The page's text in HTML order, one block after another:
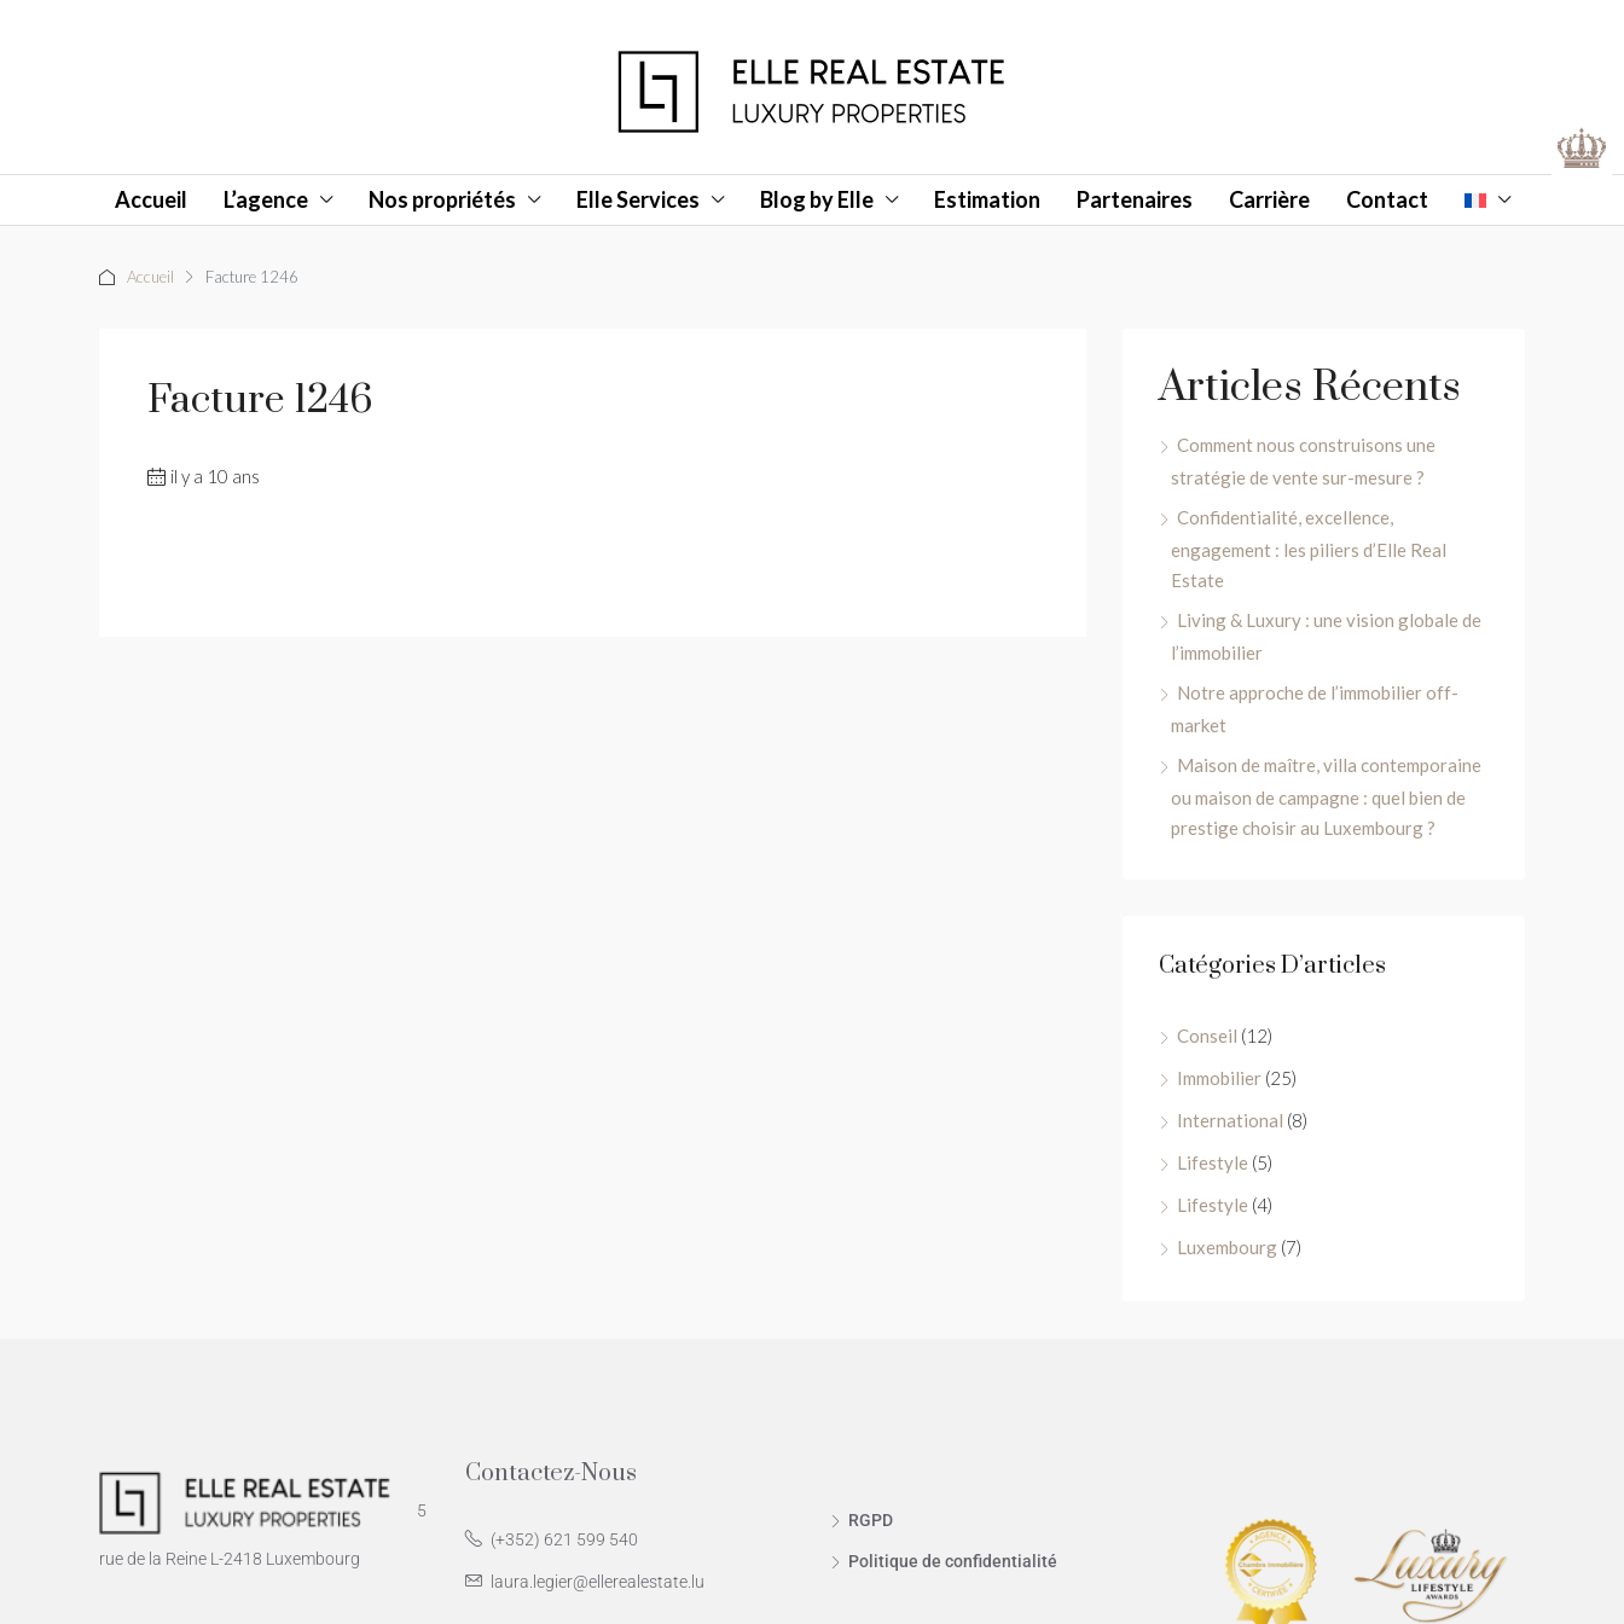
Accueil L’agence Nos propriétés Elle Services Blog by Elle Estimation Partenaires Carrière Contact
Accueil Facture 1246
Facture 1246
il y a 10 ans
Articles Récents
Comment nous construisons une
stratégie de vente sur-mesure ?
Confidentialité, excellence,
engagement : les piliers d’Elle Real
Estate
Living & Luxury : une vision globale de
l’immobilier
Notre approche de l’immobilier off-
market
Maison de maître, villa contemporaine
ou maison de campagne : quel bien de
prestige choisir au Luxembourg ?
Catégories D’articles
Conseil (12)
Immobilier (25)
International (8)
Lifestyle (5)
Lifestyle (4)
Luxembourg (7)
5
rue de la Reine L-2418 Luxembourg
Contactez-Nous
(+352) 621 599 540
laura.legier@ellerealestate.lu
RGPD
Politique de confidentialité